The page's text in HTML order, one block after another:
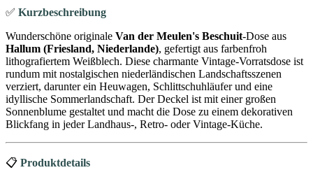
✅ Kurzbeschreibung
Wunderschöne originale Van der Meulen's Beschuit-Dose aus
Hallum (Friesland, Niederlande), gefertigt aus farbenfroh
lithografiertem Weißblech. Diese charmante Vintage-Vorratsdose ist
rundum mit nostalgischen niederländischen Landschaftsszenen
verziert, darunter ein Heuwagen, Schlittschuhläufer und eine
idyllische Sommerlandschaft. Der Deckel ist mit einer großen
Sonnenblume gestaltet und macht die Dose zu einem dekorativen
Blickfang in jeder Landhaus-, Retro- oder Vintage-Küche.
📋 Produktdetails